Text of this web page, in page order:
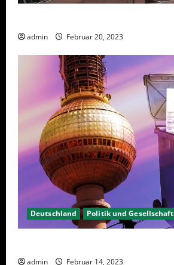
admin Februar 20, 2023
Deutschland Politik und Gesellschaft
admin Februar 14, 2023